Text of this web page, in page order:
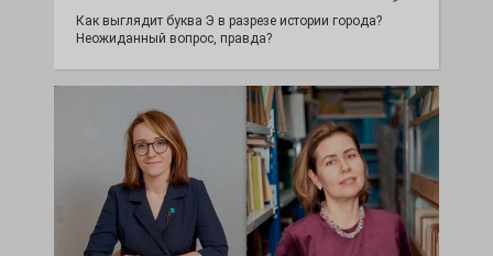
Как выглядит буква Э в разрезе истории города?
Неожиданный вопрос, правда?